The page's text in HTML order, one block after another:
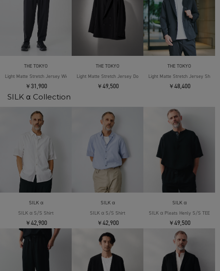
THE TOKYO
Light Matte Stretch Jersey Wide Tapered Pants
￥31,900
THE TOKYO
Light Matte Stretch Jersey Double Jacket
￥49,500
THE TOKYO
Light Matte Stretch Jersey Shape
￥48,400
SILK α Collection
SILK α
SILK α S/S Shirt
￥42,900
SILK α
SILK α S/S Shirt
￥42,900
SILK α
SILK α Pleats Henly S/S TEE
￥49,500